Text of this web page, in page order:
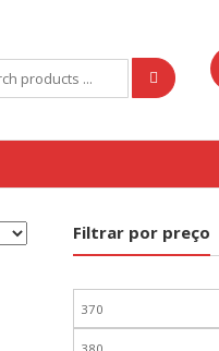
Filtrar por preço
Preço
mínimo
Preço